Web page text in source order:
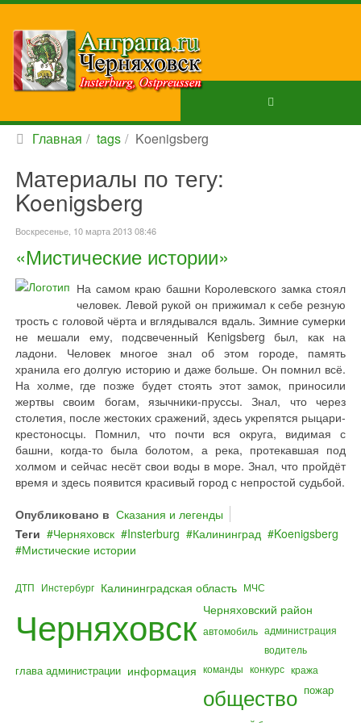
Главная tags Koenigsberg
Материалы по тегу:
Koenigsberg
Воскресенье, 10 марта 2013 08:46
«Мистические истории»
На самом краю башни Королевского замка стоял
человек. Левой рукой он прижимал к себе резную
трость с головой чёрта и вглядывался вдаль. Зимние сумерки
не мешали ему, подсвеченный Kenigsberg был, как на
ладони. Человек многое знал об этом городе, память
хранила его долгую историю и даже больше. Он помнил всё.
На холме, где позже будет стоять этот замок, приносили
жертвы своим богам, язычники-пруссы. Знал, что через
столетия, после жестоких сражений, здесь укрепятся рыцари-
крестоносцы. Помнил, что почти вся округа, видимая с
башни, когда-то была болотом, а река, протекавшая под
холмом и сейчас несёт свои воды в море. Знал, что пройдёт
время и здесь появится красивый город с непростой судьбой.
Опубликовано в Сказания и легенды
Теги
Черняховск Insterburg Калининград
Koenigsberg
Мистические истории
ДТП Инстербург Калининградская область МЧС
Черняховск Черняховский район
автомобиль администрация
водитель
глава администрации информация команды конкурс кража
общество пожар